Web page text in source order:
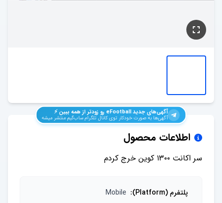
آگهی‌های جدیدeFootball رو زودتر از همه ببین ⚡️
آگهی‌ها به صورت خودکار توی کانال تلگرام ساب‌گیم منتشر میشه
اطلاعات محصول
سر اکانت ۱۳۰۰ کوین خرج کردم
پلتفرم (Platform) :
Mobile